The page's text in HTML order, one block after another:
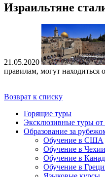
Израильтяне
21.05.2020
правилам, могут
Возврат к списку
Горящие туры
Эксклюзивные туры
Образование за
Обучение в США
Обучение в Чехии
Обучение в
Обучение в